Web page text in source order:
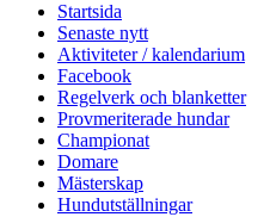
Startsida
Senaste nytt
Aktiviteter / kalendarium
Facebook
Regelverk och blanketter
Provmeriterade hundar
Championat
Domare
Mästerskap
Hundutställningar